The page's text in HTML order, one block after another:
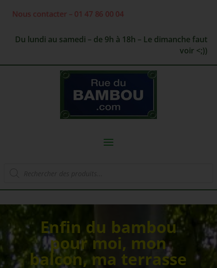
Nous contacter – 01 47 86 00 04
Du lundi au samedi – de 9h à 18h – Le dimanche faut
voir <;))
Enfin du bambou
pour moi, mon
balcon, ma terrasse